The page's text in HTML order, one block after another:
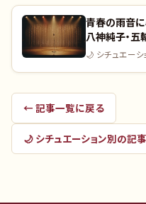
青春の雨音に
八神純子・五
た懐かしい記
🌙 シチュエーシ
← 記事一覧に戻る
🌙 シチュエーション別の記